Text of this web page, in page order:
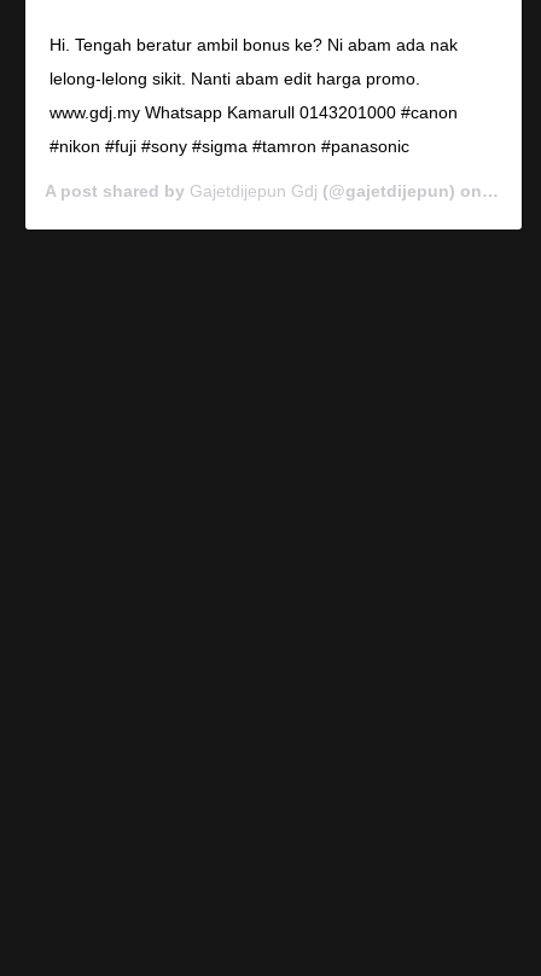
Hi. Tengah beratur ambil bonus ke? Ni abam ada nak
lelong-lelong sikit. Nanti abam edit harga promo.
www.gdj.my Whatsapp Kamarull 0143201000 #canon
#nikon #fuji #sony #sigma #tamron #panasonic
A post shared by Gajetdijepun Gdj (@gajetdijepun) on Jan 7,